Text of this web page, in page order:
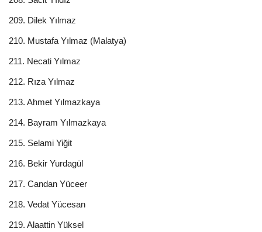
209. Dilek Yılmaz
210. Mustafa Yılmaz (Malatya)
211. Necati Yılmaz
212. Rıza Yılmaz
213. Ahmet Yılmazkaya
214. Bayram Yılmazkaya
215. Selami Yiğit
216. Bekir Yurdagül
217. Candan Yüceer
218. Vedat Yücesan
219. Alaattin Yüksel